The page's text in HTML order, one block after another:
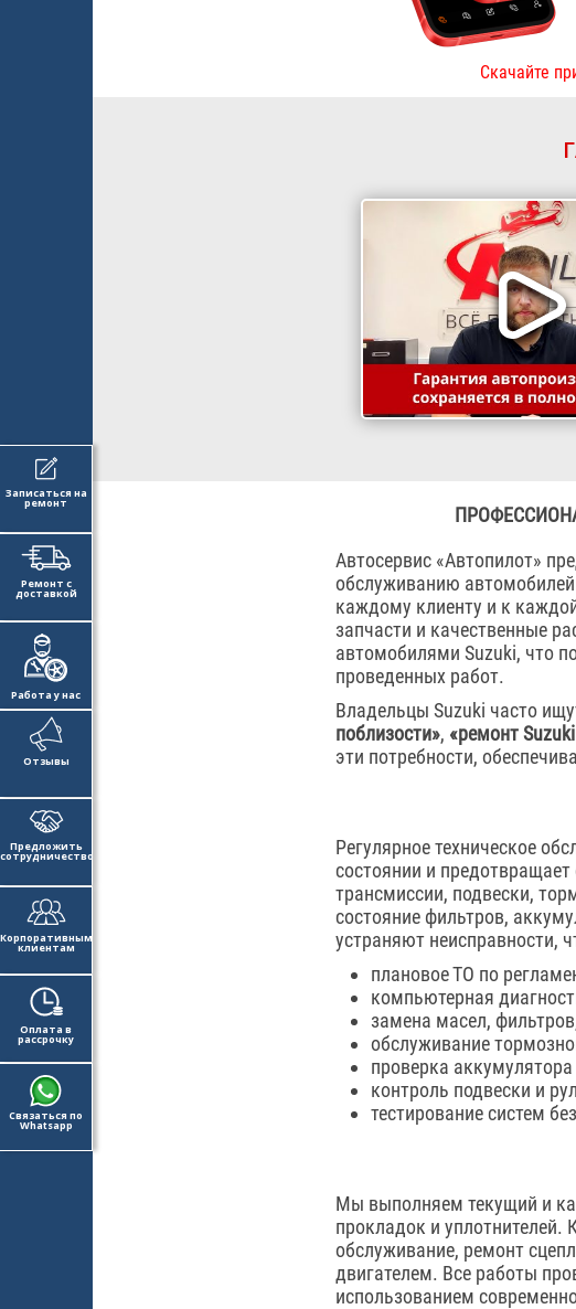
Скачайте
Автосервис «Автопилот»
обслуживанию автомобилей
каждому клиенту и к
запчасти и качественные
автомобилями Suzuki, что
проведенных работ.
Владельцы Suzuki часто
поблизости», «ремонт
эти потребности,
Регулярное техническое
состоянии и
трансмиссии, подвески,
состояние фильтров,
устраняют неисправности,
плановое ТО по
компьютерная
замена масел,
обслуживание
проверка аккумулятора
контроль подвески и
тестирование систем
Мы выполняем текущий и
прокладок и уплотнителей.
обслуживание, ремонт
двигателем. Все работы
использованием
Записаться на
ремонт
Ремонт с
доставкой
Работа у нас
Отзывы
Предложить
сотрудничество
Корпоративным
клиентам
Оплата в
рассрочку
Связаться по
Whatsapp